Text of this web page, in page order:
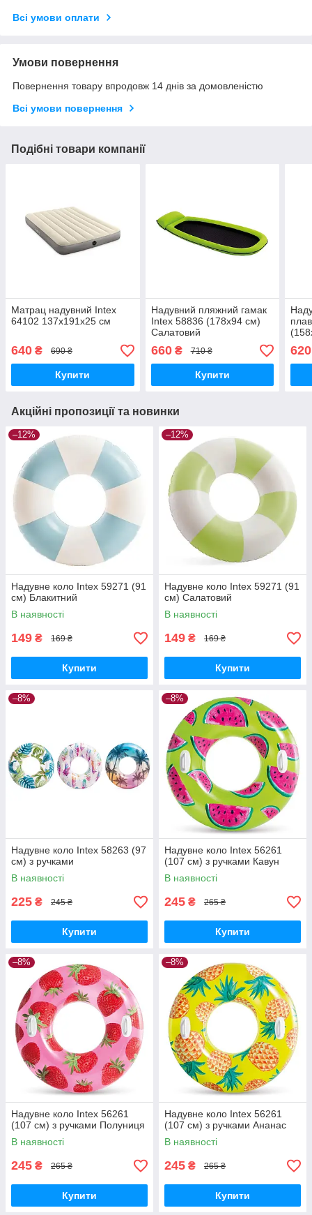
Всі умови оплати
Умови повернення
Повернення товару впродовж 14 днів за домовленістю
Всі умови повернення
Подібні товари компанії
Матрац надувний Intex
64102 137х191х25 см
640 ₴ 690 ₴
Купити
Надувний пляжний гамак
Intex 58836 (178х94 см)
Салатовий
660₴ 710 ₴
Купити
620
Акційні пропозиції та новинки
–12%
Надувне коло Intex 59271 (91
см) Блакитний
В наявності
149 ₴ 169 ₴
Купити
–12%
Надувне коло Intex 59271 (91
см) Салатовий
В наявності
149 ₴ 169 ₴
Купити
–8%
Надувне коло Intex 58263 (97
см) з ручками
В наявності
225 ₴ 245 ₴
Купити
–8%
Надувне коло Intex 56261
(107 см) з ручками Кавун
В наявності
245 ₴ 265 ₴
Купити
–8%
Надувне коло Intex 56261
(107 см) з ручками Полуниця
В наявності
245 ₴ 265 ₴
Купити
–8%
Надувне коло Intex 56261
(107 см) з ручками Ананас
В наявності
245 ₴ 265 ₴
Купити